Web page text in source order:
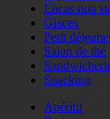
Encas non
Glaces
Petit
Salon de thé
Snacking
Apéritif